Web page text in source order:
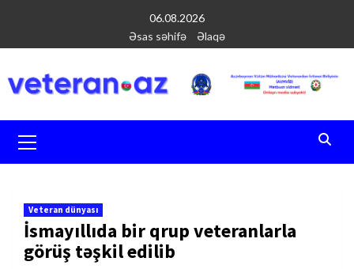
содержимому
06.08.2026
Əsas səhifə
Əlaqə
меню
Veteran dünyası
İsmayıllıda bir qrup veteranlarla
görüş təşkil edilib